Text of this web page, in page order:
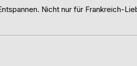
Nicht nur für Frankreich-